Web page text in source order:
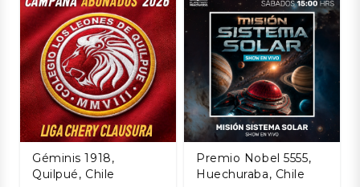
Géminis 1918,
Quilpué, Chile
Premio Nobel 5555,
Huechuraba, Chile